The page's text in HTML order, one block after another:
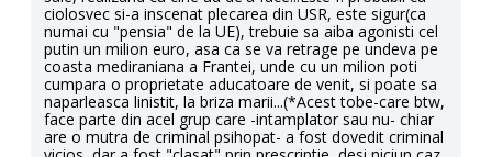
ciolosvec si-a inscenat plecarea din USR, este sigur(ca
numai cu "pensia" de la UE), trebuie sa aiba agonisti cel
putin un milion euro, asa ca se va retrage pe undeva pe
coasta mediraniana a Frantei, unde cu un milion poti
cumpara o proprietate aducatoare de venit, si poate sa
naparleasca linistit, la briza marii...(*Acest tobe-care btw,
face parte din acel grup care -intamplator sau nu- chiar
are o mutra de criminal psihopat- a fost dovedit criminal